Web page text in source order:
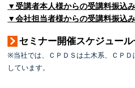
▼受講者本人様からの受講料振込
▼会社担当者様からの受講料振込
セミナー開催スケジュー
※当社では、ＣＰＤＳは土木系、ＣＰ
しています。